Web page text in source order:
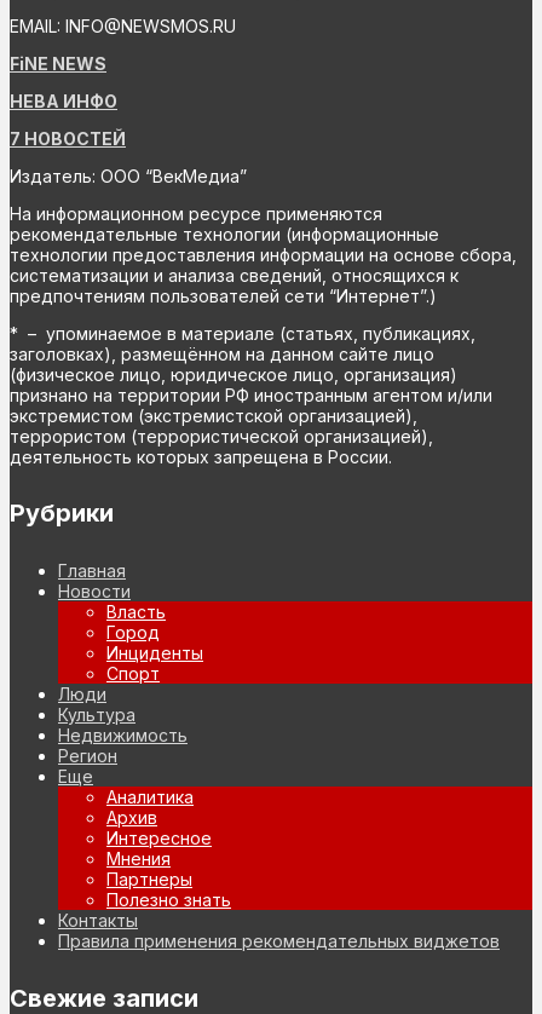
EMAIL: INFO@NEWSMOS.RU
FiNE NEWS
НЕВА ИНФО
7 НОВОСТЕЙ
Издатель: ООО “ВекМедиа”
На информационном ресурсе применяются
рекомендательные технологии (информационные
технологии предоставления информации на основе сбора,
систематизации и анализа сведений, относящихся к
предпочтениям пользователей сети “Интернет”.)
* – упоминаемое в материале (статьях, публикациях,
заголовках), размещённом на данном сайте лицо
(физическое лицо, юридическое лицо, организация)
признано на территории РФ иностранным агентом и/или
экстремистом (экстремистской организацией),
террористом (террористической организацией),
деятельность которых запрещена в России.
Рубрики
Главная
Новости
Власть
Город
Инциденты
Спорт
Люди
Культура
Недвижимость
Регион
Еще
Аналитика
Архив
Интересное
Мнения
Партнеры
Полезно знать
Контакты
Правила применения рекомендательных виджетов
Свежие записи